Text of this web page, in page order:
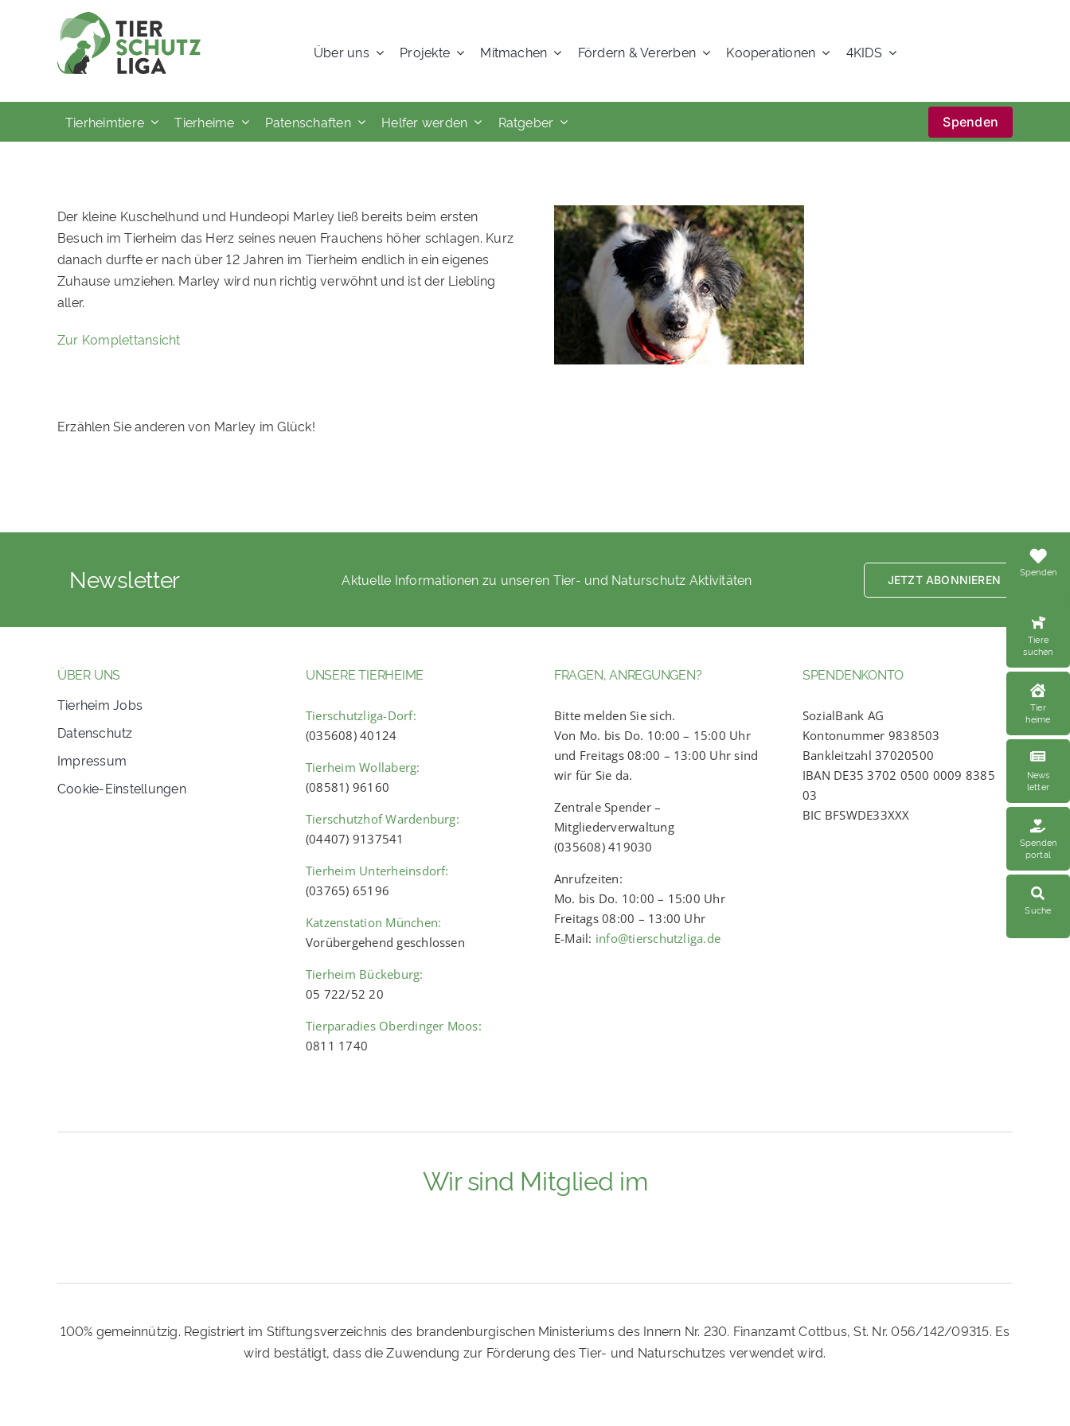
Über uns Projekte Mitmachen Fördern & Vererben Kooperationen 4KIDS
Tierheimtiere Tierheime Patenschaften Helfer werden Ratgeber Spenden
Spenden
Tiere
suchen
Tier
heime
News
letter
Spenden
portal
Suche
Der kleine Kuschelhund und Hundeopi Marley ließ bereits beim ersten
Besuch im Tierheim das Herz seines neuen Frauchens höher schlagen. Kurz
danach durfte er nach über 12 Jahren im Tierheim endlich in ein eigenes
Zuhause umziehen. Marley wird nun richtig verwöhnt und ist der Liebling
aller.
Zur Komplettansicht
Erzählen Sie anderen von Marley im Glück!
Newsletter Aktuelle Informationen zu unseren Tier- und Naturschutz Aktivitäten JETZT ABONNIEREN
ÜBER UNS
Tierheim Jobs
Datenschutz
Impressum
Cookie-Einstellungen
UNSERE TIERHEIME
Tierschutzliga-Dorf:
(035608) 40124
Tierheim Wollaberg:
(08581) 96160
Tierschutzhof Wardenburg:
(04407) 9137541
Tierheim Unterheinsdorf:
(03765) 65196
Katzenstation München:
Vorübergehend geschlossen
Tierheim Bückeburg:
05 722/52 20
Tierparadies Oberdinger Moos:
0811 1740
FRAGEN, ANREGUNGEN?
Bitte melden Sie sich.
Von Mo. bis Do. 10:00 – 15:00 Uhr
und Freitags 08:00 – 13:00 Uhr sind
wir für Sie da.
Zentrale Spender –
Mitgliederverwaltung
(035608) 419030
Anrufzeiten:
Mo. bis Do. 10:00 – 15:00 Uhr
Freitags 08:00 – 13:00 Uhr
E-Mail: info@tierschutzliga.de
SPENDENKONTO
SozialBank AG
Kontonummer 9838503
Bankleitzahl 37020500
IBAN DE35 3702 0500 0009 8385
03
BIC BFSWDE33XXX
Wir sind Mitglied im
100% gemeinnützig. Registriert im Stiftungsverzeichnis des brandenburgischen Ministeriums des Innern Nr. 230. Finanzamt Cottbus, St. Nr. 056/142/09315. Es
wird bestätigt, dass die Zuwendung zur Förderung des Tier- und Naturschutzes verwendet wird.